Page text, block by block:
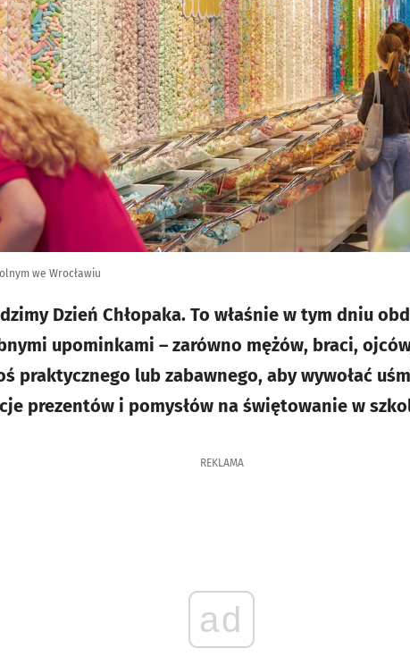
we Wrocławiu
Dzień Chłopaka. To właśnie w tym dniu
upominkami – zarówno mężów, braci,
praktycznego lub zabawnego, aby wywołać
prezentów i pomysłów na świętowanie w
REKLAMA
ad